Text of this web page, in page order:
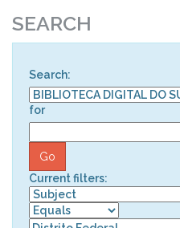
SEARCH
Search:
for
Current filters: